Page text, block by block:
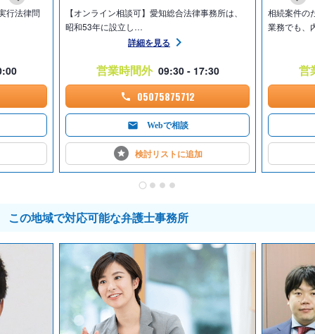
行法律問
【オンライン相談可】愛知総合法律事務所は、
昭和53年に設立し…
詳細を見る
営業時間外 09:30 - 17:30
05075875712
Webで相談
検討リストに追加
相続案件の
業務でも、
営
この地域で対応可能な弁護士事務所